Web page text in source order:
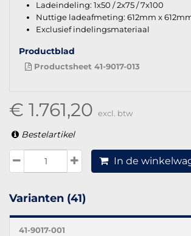
Ladeindeling: 1x50 / 2x75 / 7x100
Nuttige ladeafmeting: 612mm x
Exclusief indelingsmateriaal
Productblad
Productsheet 41-9017-013
€ 1.761,20 excl. btw
Bestelartikel
In de
Varianten (41)
41-9017-001